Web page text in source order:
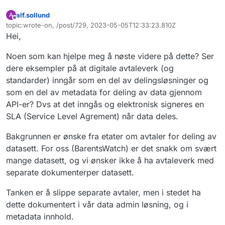
A
Frakoblet
alf.sollund
topic:wrote-on, /post/729, 2023-05-05T12:33:23.810Z
Sist endret av
Hei,
Noen som kan hjelpe meg å nøste videre på dette? Ser
dere eksempler på at digitale avtaleverk (og
standarder) inngår som en del av delingsløsninger og
som en del av metadata for deling av data gjennom
API-er? Dvs at det inngås og elektronisk signeres en
SLA (Service Level Agrement) når data deles.
Bakgrunnen er ønske fra etater om avtaler for deling av
datasett. For oss (BarentsWatch) er det snakk om svært
mange datasett, og vi ønsker ikke å ha avtaleverk med
separate dokumenterper datasett.
Tanken er å slippe separate avtaler, men i stedet ha
dette dokumentert i vår data admin løsning, og i
metadata innhold.